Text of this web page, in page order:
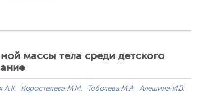
массы тела среди детского
А.К. Коростелева М.М. Тоболева М.А. Алешина И.В.